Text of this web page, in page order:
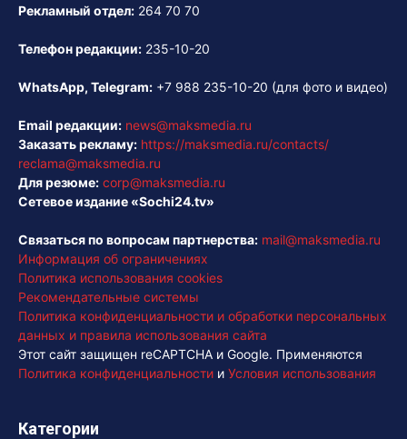
Рекламный отдел: 264 70 70
Телефон редакции: 235-10-20
WhatsApp, Telegram: +7 988 235-10-20 (для фото и видео)
Email редакции: news@maksmedia.ru
Заказать рекламу: https://maksmedia.ru/contacts/
reclama@maksmedia.ru
Для резюме: corp@maksmedia.ru
Сетевое издание «Sochi24.tv»
Связаться по вопросам партнерства: mail@maksmedia.ru
Информация об ограничениях
Политика использования cookies
Рекомендательные системы
Политика конфиденциальности и обработки персональных
данных и правила использования сайта
Этот сайт защищен reCAPTCHA и Google. Применяются
Политика конфиденциальности и Условия использования
Категории